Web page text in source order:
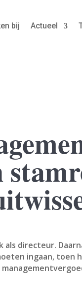
bij Actueel
als directeur.
ingaan, toen